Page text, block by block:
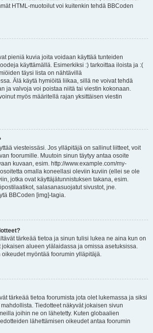
HTML-muotoilut voi kuitenkin tehdä BBCoden
pieniä kuvia joita voidaan käyttää tunteiden
käyttämällä. Esimerkiksi :) tarkoittaa iloista ja :(
täysi lista on nähtävillä
Älä käytä hymiöitä liikaa, sillä ne voivat tehdä
ja valvoja voi poistaa niitä tai viestin kokonaan.
myös määritellä rajan yksittäisen viestin
viesteissäsi. Jos ylläpitäjä on sallinut liitteet, voit
foorumille. Muutoin sinun täytyy antaa osoite
kuvaan, esim. http://www.example.com/my-
omalla koneellasi oleviin kuviin (ellei se ole
jotka ovat käyttäjätunnistuksen takana, esim.
salasanasuojatut sivustot, jne.
BBCoden [img]-tagia.
tärkeää tietoa ja sinun tulisi lukea ne aina kun on
jokaisen alueen ylälaidassa ja omissa asetuksissa.
myöntää foorumin ylläpitäjä.
tärkeää tietoa foorumista jota olet lukemassa ja siksi
Tiedotteet näkyvät jokaisen sivun
joihin ne on lähetetty. Kuten globaalien
lähettämisen oikeudet antaa foorumin